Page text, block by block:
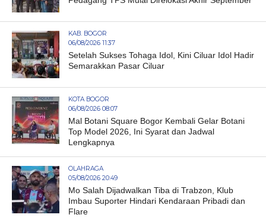
KAB. BOGOR
06/08/2026 11:37
Setelah Sukses Tohaga Idol, Kini Ciluar Idol Hadir
Semarakkan Pasar Ciluar
KOTA BOGOR
06/08/2026 08:07
Mal Botani Square Bogor Kembali Gelar Botani
Top Model 2026, Ini Syarat dan Jadwal
Lengkapnya
OLAHRAGA
05/08/2026 20:49
Mo Salah Dijadwalkan Tiba di Trabzon, Klub
Imbau Suporter Hindari Kendaraan Pribadi dan
Flare